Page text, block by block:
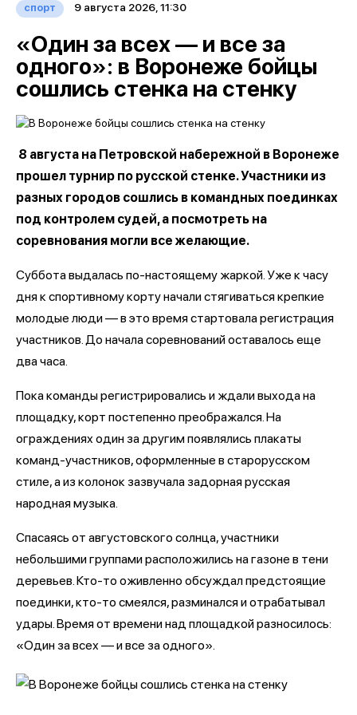
спорт 9 августа 2026, 11:30
«Один за всех — и все за
одного»: в Воронеже бойцы
сошлись стенка на стенку
8 августа на Петровской набережной в Воронеже
прошел турнир по русской стенке. Участники из
разных городов сошлись в командных поединках
под контролем судей, а посмотреть на
соревнования могли все желающие.
Суббота выдалась по-настоящему жаркой. Уже к часу
дня к спортивному корту начали стягиваться крепкие
молодые люди — в это время стартовала регистрация
участников. До начала соревнований оставалось еще
два часа.
Пока команды регистрировались и ждали выхода на
площадку, корт постепенно преображался. На
ограждениях один за другим появлялись плакаты
команд-участников, оформленные в старорусском
стиле, а из колонок зазвучала задорная русская
народная музыка.
Спасаясь от августовского солнца, участники
небольшими группами расположились на газоне в тени
деревьев. Кто-то оживленно обсуждал предстоящие
поединки, кто-то смеялся, разминался и отрабатывал
удары. Время от времени над площадкой разносилось:
«Один за всех — и все за одного».